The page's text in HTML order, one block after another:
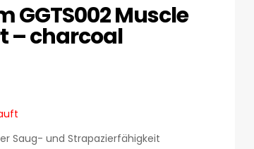
GGTS002 Muscle
– charcoal
Saug- und Strapazierfähigkeit